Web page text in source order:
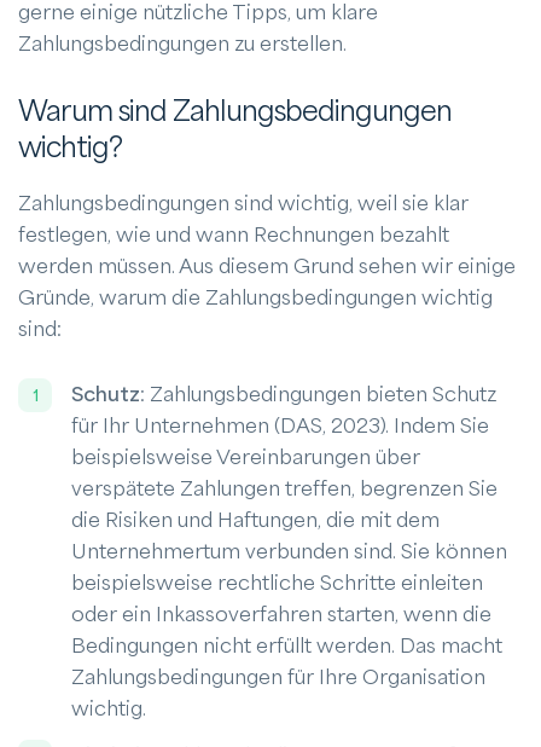
gerne einige nützliche Tipps, um klare
Zahlungsbedingungen zu erstellen.
Warum sind Zahlungsbedingungen
wichtig?
Zahlungsbedingungen sind wichtig, weil sie klar
festlegen, wie und wann Rechnungen bezahlt
werden müssen. Aus diesem Grund sehen wir einige
Gründe, warum die Zahlungsbedingungen wichtig
sind:
Schutz: Zahlungsbedingungen bieten Schutz
für Ihr Unternehmen (DAS, 2023). Indem Sie
beispielsweise Vereinbarungen über
verspätete Zahlungen treffen, begrenzen Sie
die Risiken und Haftungen, die mit dem
Unternehmertum verbunden sind. Sie können
beispielsweise rechtliche Schritte einleiten
oder ein Inkassoverfahren starten, wenn die
Bedingungen nicht erfüllt werden. Das macht
Zahlungsbedingungen für Ihre Organisation
wichtig.